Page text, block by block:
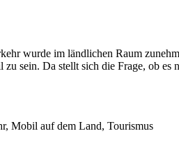
wurde im ländlichen Raum
zu sein. Da stellt sich die Frage, ob
Mobil auf dem Land, Tourismus